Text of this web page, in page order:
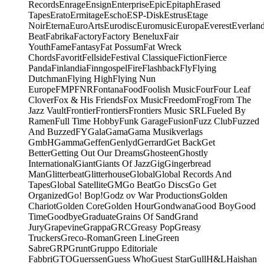
RecordsEnrageEnsignEnterpriseEpicEpitaphErased
TapesEratoErmitageEschoESP-DiskEstrusEtage
NoirEternaEuroArtsEurodiscEuromusicEuropaEverest
BeatFabrikaFactoryFactory BeneluxFair
YouthFameFantasyFat PossumFat Wreck
ChordsFavoritFellsideFestival ClassiqueFictionFierce
PandaFinlandiaFinngospelFireFlashbackFlyFlying
DutchmanFlying HighFlying Nun
EuropeFMPFNRFontanaFoodFoolish MusicFourFour Leaf
CloverFox & His FriendsFox MusicFreedomFrogFrom The
Jazz VaultFrontierFrontiersFrontiers Music SRLFueled By
RamenFull Time HobbyFunk GarageFusionFuzz ClubFuzzed
And BuzzedFYGalaGamaGama Musikverlags
GmbHGammaGeffenGenlydGerrardGet BackGet
BetterGetting Out Our DreamsGhosteenGhostly
InternationalGiantGiants Of JazzGigGingerbread
ManGlitterbeatGlitterhouseGlobalGlobal Records And
TapesGlobal SatelliteGMGo BeatGo DiscsGo Get
OrganizedGo! Bop!Godz ov War ProductionsGolden
ChariotGolden CoreGolden HourGondwanaGood BoyGood
TimeGoodbyeGraduateGrains Of SandGrand
JuryGrapevineGrappaGRCGreasy PopGreasy
TruckersGreco-RomanGreen LineGreen
SabreGRPGruntGruppo Editoriale
FabbriGTOGuerssenGuess WhoGuest StarGullH&LHaishan